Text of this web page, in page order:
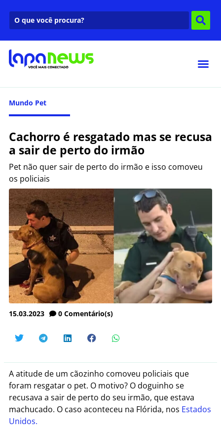
Mundo Pet
Cachorro é resgatado mas se recusa
a sair de perto do irmão
Pet não quer sair de perto do irmão e isso comoveu
os policiais
15.03.2023 0 Comentário(s)
A atitude de um cãozinho comoveu policiais que
foram resgatar o pet. O motivo? O doguinho se
recusava a sair de perto do seu irmão, que estava
machucado. O caso aconteceu na Flórida, nos Estados
Unidos.